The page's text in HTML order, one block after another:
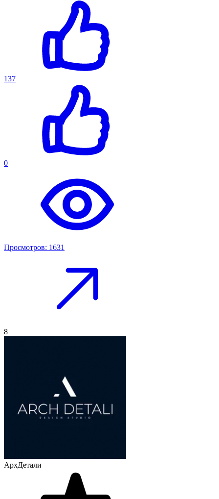
137
0
Просмотров: 1631
8
АрхДетали